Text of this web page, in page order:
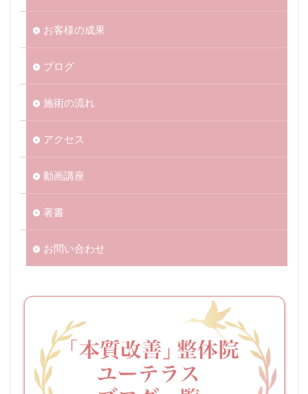
お客様の成果
ブログ
施術の流れ
アクセス
動画講座
著書
お問い合わせ